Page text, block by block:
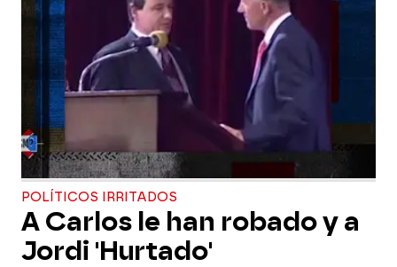
POLÍTICOS IRRITADOS
A Carlos le han robado y a
Jordi 'Hurtado'